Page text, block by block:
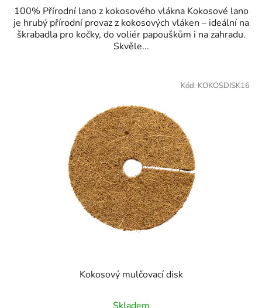
100% Přírodní lano z kokosového vlákna Kokosové lano
je hrubý přírodní provaz z kokosových vláken – ideální na
škrabadla pro kočky, do voliér papouškům i na zahradu.
Skvěle...
Kokosový mulčovací disk
Kód: KOKOSDISK16